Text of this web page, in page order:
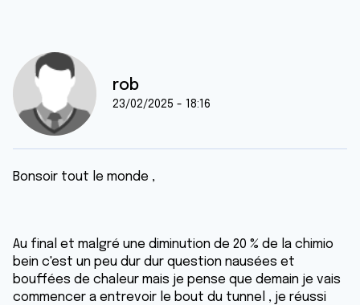
rob
23/02/2025 - 18:16
Bonsoir tout le monde ,
Au final et malgré une diminution de 20 % de la chimio
bein c'est un peu dur dur question nausées et
bouffées de chaleur mais je pense que demain je vais
commencer a entrevoir le bout du tunnel , je réussi